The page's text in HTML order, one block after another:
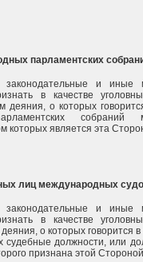
парламентских
и иные
в качестве
деяния, о которых
собраний
которых является эта
лиц международных
и иные
в качестве
о которых говорится в
судебные должности, или
признана этой